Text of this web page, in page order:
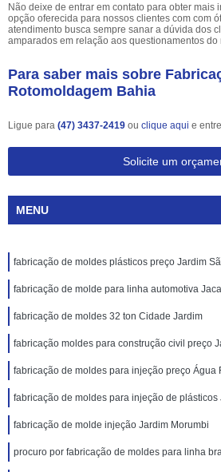
Não deixe de entrar em contato para obter mais
opção oferecida para nossos clientes com com
atendimento busca sempre sanar a dúvida dos
amparados em relação aos questionamentos do
Para saber mais sobre
Rotomoldagem Bahia
Ligue para (47) 3437-2419 ou clique aqui e
Solicite um
MENU
fabricação de moldes plásticos preço Jardim
fabricação de molde para linha automotiva
fabricação de moldes 32 ton Cidade Jardim
fabricação moldes para construção civil preço
fabricação de moldes para injeção preço Água
fabricação de moldes para injeção de plásticos
fabricação de molde injeção Jardim Morumbi
procuro por fabricação de moldes para linha